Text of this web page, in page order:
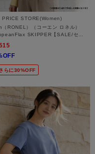
PRICE STORE(Women)
RONEL）（コーエン ロネル）
SKIPPER【SALE/セー
/通勤】
らに30%OFF